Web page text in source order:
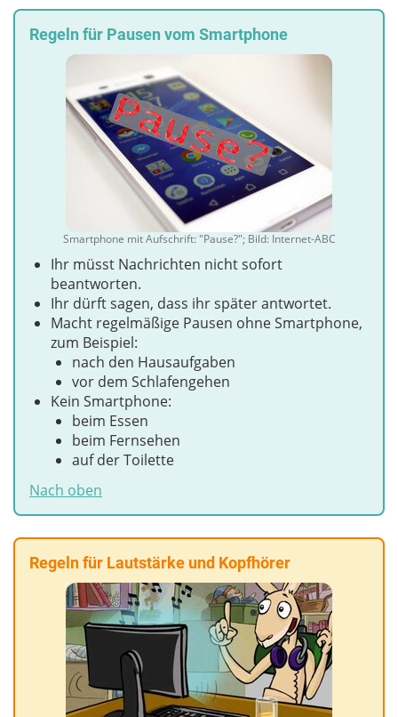
Regeln für Pausen vom Smartphone
Smartphone mit Aufschrift: "Pause?"; Bild: Internet-ABC
Ihr müsst Nachrichten nicht sofort
beantworten.
Ihr dürft sagen, dass ihr später antwortet.
Macht regelmäßige Pausen ohne Smartphone,
zum Beispiel:
nach den Hausaufgaben
vor dem Schlafengehen
Kein Smartphone:
beim Essen
beim Fernsehen
auf der Toilette
Nach oben
Regeln für Lautstärke und Kopfhörer